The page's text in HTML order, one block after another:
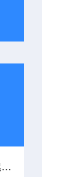
一起看看电线电缆垂直燃烧试验仪有哪些准备工作